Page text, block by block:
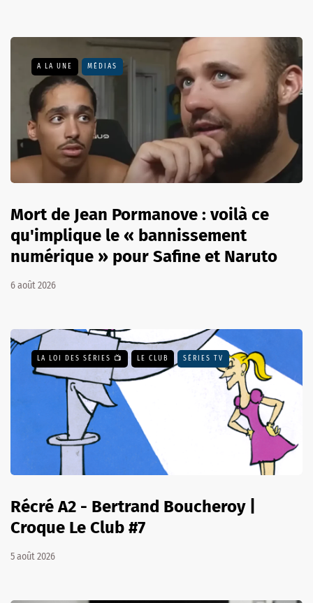
A LA UNE MÉDIAS
Mort de Jean Pormanove : voilà ce
qu'implique le « bannissement
numérique » pour Safine et Naruto
6 août 2026
LA LOI DES SÉRIES 📺 LE CLUB SÉRIES TV
Récré A2 - Bertrand Boucheroy |
Croque Le Club #7
5 août 2026